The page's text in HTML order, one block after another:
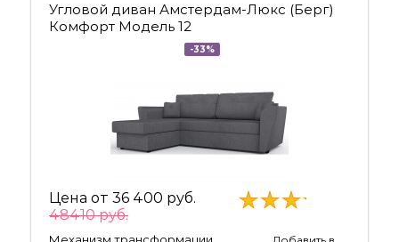
Угловой диван Амстердам-Люкс (Берг)
Комфорт Модель 12
-33%
Цена от 36 400 руб.
48410 руб.